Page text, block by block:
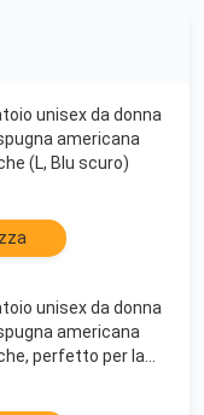
unisex da donna
americana
(L, Blu scuro)
unisex da donna
americana
perfetto per la
o come